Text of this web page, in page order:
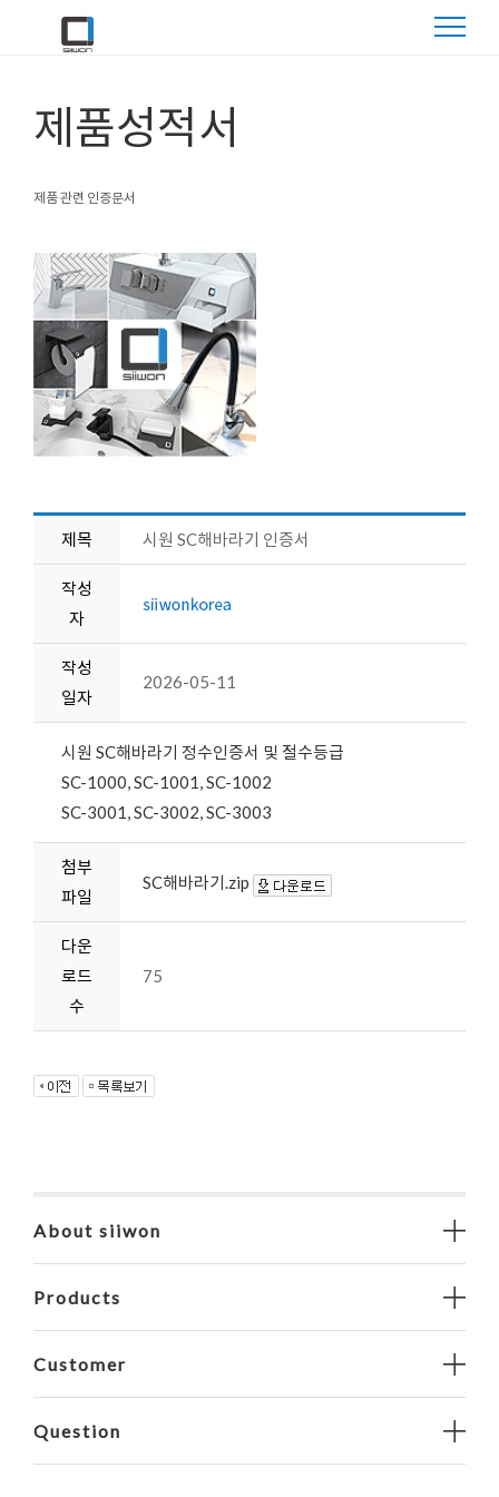
제품성적서
제품 관련 인증문서
제목 시원 SC해바라기 인증서
작성
자
작성
일자
2026-05-11
시원 SC해바라기 정수인증서 및 절수등급
SC-1000, SC-1001, SC-1002
SC-3001, SC-3002, SC-3003
첨부
파일
SC해바라기.zip
다운
로드
수
75
About siiwon
Products
Customer
Question